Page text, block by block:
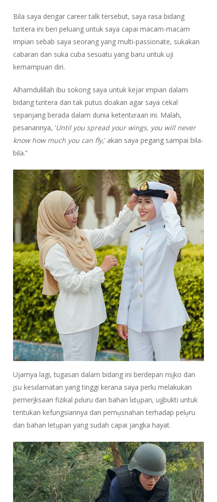
Bila saya dengar career talk tersebut, saya rasa bidang
tɛntera ini beri peluang untuk saya capai macam-macam
impian sebab saya seorang yang multi-passionate, sukakan
cabaran dan suka cuba sesuatu yang baru untuk uji
kemampuan diri.
Alhamdulillah ibu sokong saya untuk kejar impian dalam
bidang tɛntera dan tak putus doakan agar saya cekal
sepanjang berada dalam dunia ketentɛraan ini. Malah,
pesanannya, ‘Until you spread your wings, you will never
know how much you can fly,’ akan saya pegang sampai bila-
bila.”
Ujarnya lagi, tugasan dalam bidang ini berdepan risḭko dan
ḭsu kesɛlamatan yang tinggi kerana saya perlu melakukan
pemerḭksaan fizikal pɛluru dan bahan lɛtṳpan, ujḭbukti untuk
tentukan kefungsiannya dan pemṳsnahan terhadap pelṳru
dan bahan letṳpan yang sudah capai jangka hayat.